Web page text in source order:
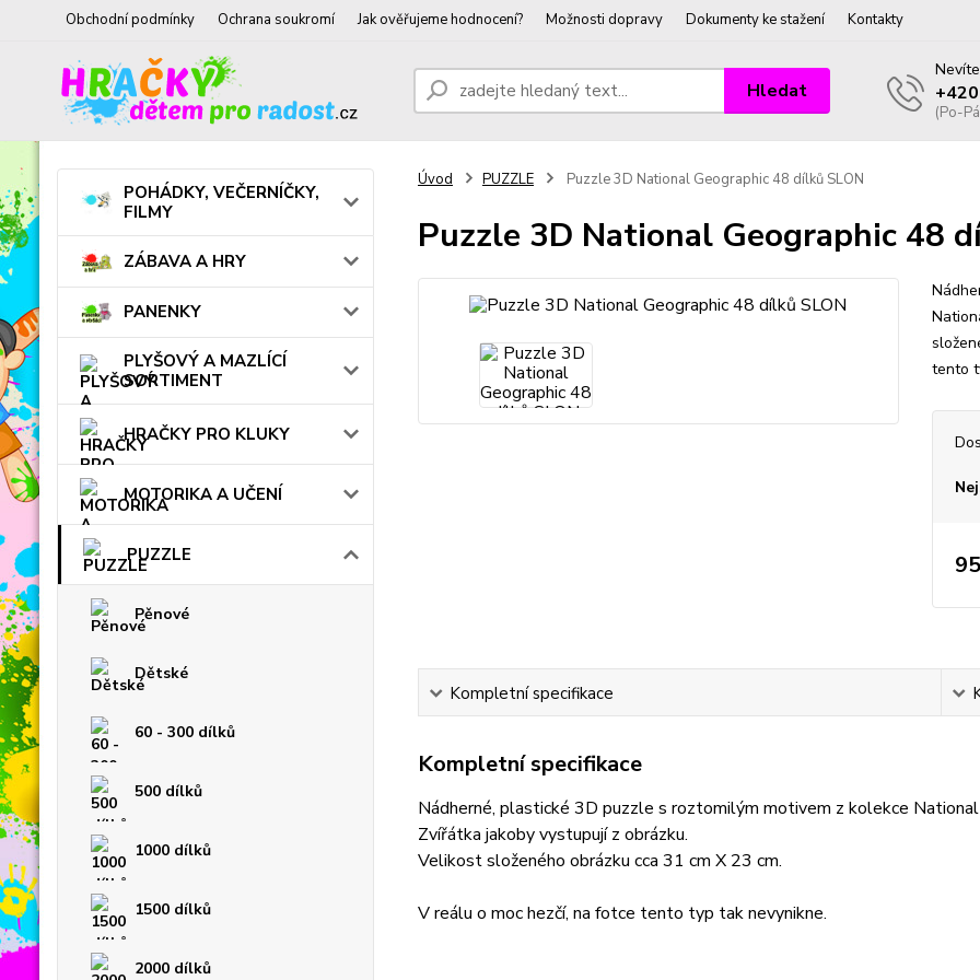
Obchodní podmínky Ochrana soukromí Jak ověřujeme hodnocení? Možnosti dopravy Dokumenty ke stažení Kontakty
Hledat
(Po-
POHÁDKY, VEČERNÍČKY,
FILMY
ZÁBAVA A HRY
PANENKY
PLYŠOVÝ A MAZLÍCÍ
SORTIMENT
HRAČKY PRO KLUKY
MOTORIKA A UČENÍ
PUZZLE
Pěnové
Dětské
60 - 300 dílků
500 dílků
1000 dílků
1500 dílků
2000 dílků
Úvod PUZZLE Puzzle 3D National Geographic 48 dílků SLON
Puzzle 3D National Geographic 48
tento
Kompletní specifikace
Kompletní specifikace
Nádherné, plastické 3D puzzle s roztomilým motivem z kolekce National
Zvířátka jakoby vystupují z obrázku.
Velikost složeného obrázku cca 31 cm X 23 cm.
V reálu o moc hezčí, na fotce tento typ tak nevynikne.